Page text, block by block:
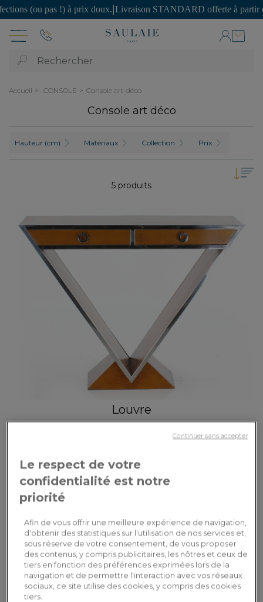
(ou pas !) à prix doux.|Livraison STANDARD offerte à partir de
Rechercher
Accueil CONSOLE Console art déco
Console art déco
Hauteur (cm) Matériaux Collection Prix
5 produits
Louvre
Console art déco double tiroirs bois teinte merisier
660,00€
Le respect de votre
confidentialité est notre
priorité
Afin de vous offrir une meilleure expérience de navigation,
d'obtenir des statistiques sur l'utilisation de nos services et,
sous réserve de votre consentement, de vous proposer
des contenus, y compris publicitaires, les nôtres et ceux de
tiers en fonction des préférences exprimées lors de la
navigation et de permettre l'interaction avec vos réseaux
sociaux, ce site utilise des cookies, y compris des cookies
tiers.
Continuer sans accepter